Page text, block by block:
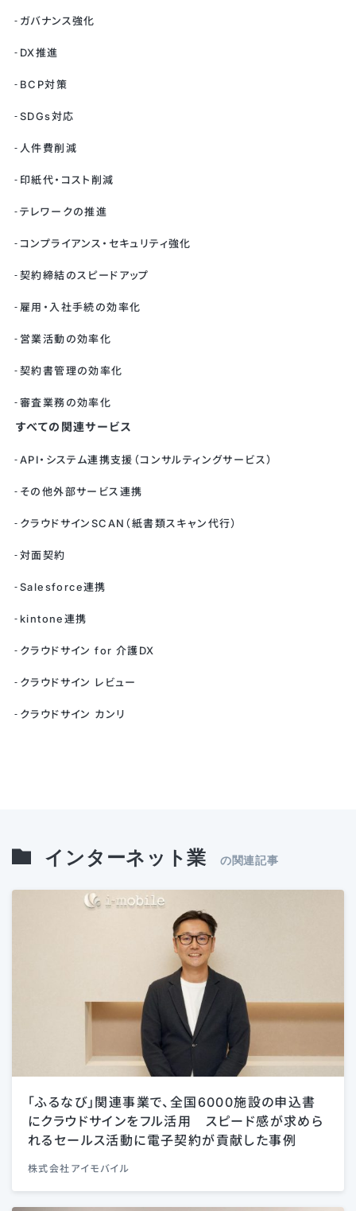
ガバナンス強化
DX推進
BCP対策
SDGs対応
人件費削減
印紙代・コスト削減
テレワークの推進
コンプライアンス・セキュリティ強化
契約締結のスピードアップ
雇用・入社手続の効率化
営業活動の効率化
契約書管理の効率化
審査業務の効率化
すべての関連サービス
API・システム連携支援（コンサルティングサービス）
その他外部サービス連携
クラウドサインSCAN（紙書類スキャン代行）
対面契約
Salesforce連携
kintone連携
クラウドサイン for 介護DX
クラウドサイン レビュー
クラウドサイン カンリ
インターネット業 の関連記事
「ふるなび」関連事業で、全国6000施設の申込書
にクラウドサインをフル活用 スピード感が求めら
れるセールス活動に電子契約が貢献した事例
株式会社アイモバイル